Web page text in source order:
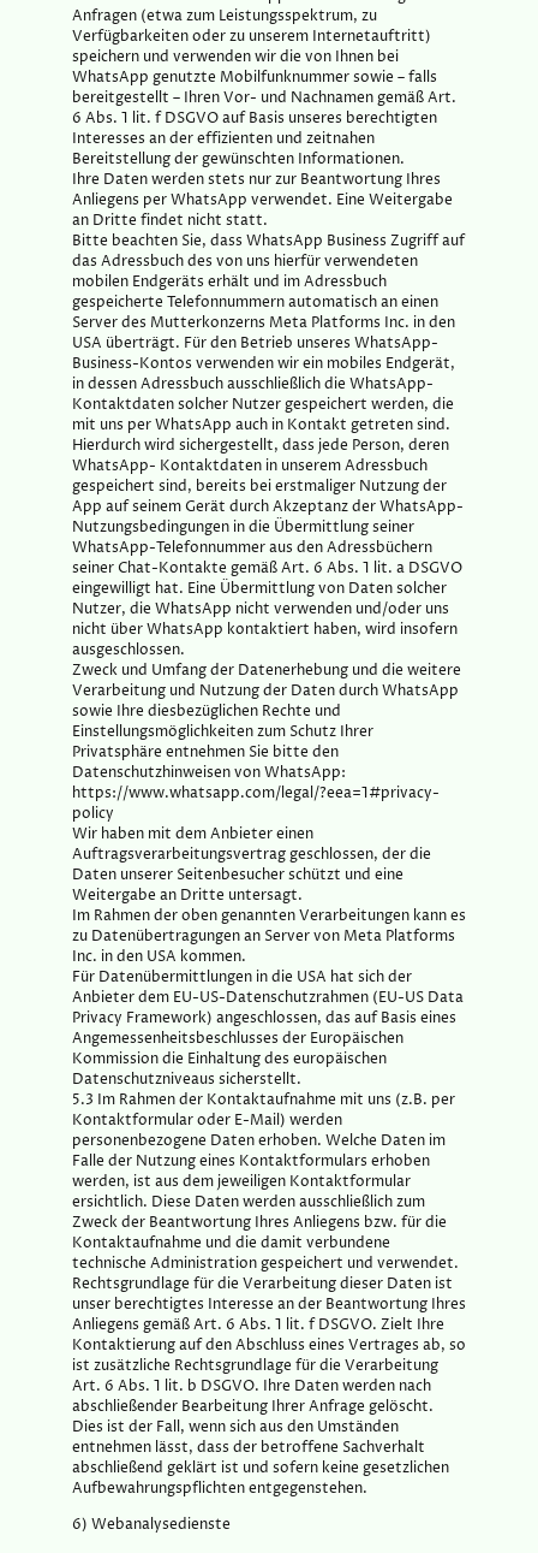
Anfragen (etwa zum Leistungsspektrum, zu
Verfügbarkeiten oder zu unserem Internetauftritt)
speichern und verwenden wir die von Ihnen bei
WhatsApp genutzte Mobilfunknummer sowie – falls
bereitgestellt – Ihren Vor- und Nachnamen gemäß Art.
6 Abs. 1 lit. f DSGVO auf Basis unseres berechtigten
Interesses an der effizienten und zeitnahen
Bereitstellung der gewünschten Informationen.
Ihre Daten werden stets nur zur Beantwortung Ihres
Anliegens per WhatsApp verwendet. Eine Weitergabe
an Dritte findet nicht statt.
Bitte beachten Sie, dass WhatsApp Business Zugriff auf
das Adressbuch des von uns hierfür verwendeten
mobilen Endgeräts erhält und im Adressbuch
gespeicherte Telefonnummern automatisch an einen
Server des Mutterkonzerns Meta Platforms Inc. in den
USA überträgt. Für den Betrieb unseres WhatsApp-
Business-Kontos verwenden wir ein mobiles Endgerät,
in dessen Adressbuch ausschließlich die WhatsApp-
Kontaktdaten solcher Nutzer gespeichert werden, die
mit uns per WhatsApp auch in Kontakt getreten sind.
Hierdurch wird sichergestellt, dass jede Person, deren
WhatsApp- Kontaktdaten in unserem Adressbuch
gespeichert sind, bereits bei erstmaliger Nutzung der
App auf seinem Gerät durch Akzeptanz der WhatsApp-
Nutzungsbedingungen in die Übermittlung seiner
WhatsApp-Telefonnummer aus den Adressbüchern
seiner Chat-Kontakte gemäß Art. 6 Abs. 1 lit. a DSGVO
eingewilligt hat. Eine Übermittlung von Daten solcher
Nutzer, die WhatsApp nicht verwenden und/oder uns
nicht über WhatsApp kontaktiert haben, wird insofern
ausgeschlossen.
Zweck und Umfang der Datenerhebung und die weitere
Verarbeitung und Nutzung der Daten durch WhatsApp
sowie Ihre diesbezüglichen Rechte und
Einstellungsmöglichkeiten zum Schutz Ihrer
Privatsphäre entnehmen Sie bitte den
Datenschutzhinweisen von WhatsApp:
https://www.whatsapp.com/legal/?eea=1#privacy-
policy
Wir haben mit dem Anbieter einen
Auftragsverarbeitungsvertrag geschlossen, der die
Daten unserer Seitenbesucher schützt und eine
Weitergabe an Dritte untersagt.
Im Rahmen der oben genannten Verarbeitungen kann es
zu Datenübertragungen an Server von Meta Platforms
Inc. in den USA kommen.
Für Datenübermittlungen in die USA hat sich der
Anbieter dem EU-US-Datenschutzrahmen (EU-US Data
Privacy Framework) angeschlossen, das auf Basis eines
Angemessenheitsbeschlusses der Europäischen
Kommission die Einhaltung des europäischen
Datenschutzniveaus sicherstellt.
5.3 Im Rahmen der Kontaktaufnahme mit uns (z.B. per
Kontaktformular oder E-Mail) werden
personenbezogene Daten erhoben. Welche Daten im
Falle der Nutzung eines Kontaktformulars erhoben
werden, ist aus dem jeweiligen Kontaktformular
ersichtlich. Diese Daten werden ausschließlich zum
Zweck der Beantwortung Ihres Anliegens bzw. für die
Kontaktaufnahme und die damit verbundene
technische Administration gespeichert und verwendet.
Rechtsgrundlage für die Verarbeitung dieser Daten ist
unser berechtigtes Interesse an der Beantwortung Ihres
Anliegens gemäß Art. 6 Abs. 1 lit. f DSGVO. Zielt Ihre
Kontaktierung auf den Abschluss eines Vertrages ab, so
ist zusätzliche Rechtsgrundlage für die Verarbeitung
Art. 6 Abs. 1 lit. b DSGVO. Ihre Daten werden nach
abschließender Bearbeitung Ihrer Anfrage gelöscht.
Dies ist der Fall, wenn sich aus den Umständen
entnehmen lässt, dass der betroffene Sachverhalt
abschließend geklärt ist und sofern keine gesetzlichen
Aufbewahrungspflichten entgegenstehen.
6) Webanalysedienste